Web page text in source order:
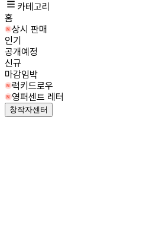
카테고리
홈
상시 판매
인기
공개예정
신규
마감임박
럭키드로우
영퍼센트 레터
창작자센터